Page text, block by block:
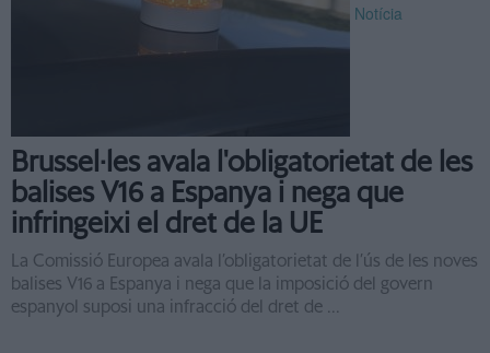
Notícia
Brussel·les avala l'obligatorietat de les
balises V16 a Espanya i nega que
infringeixi el dret de la UE
La Comissió Europea avala l’obligatorietat de l’ús de les noves
balises V16 a Espanya i nega que la imposició del govern
espanyol suposi una infracció del dret de ...